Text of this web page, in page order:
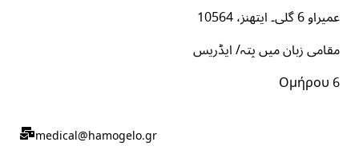
عمیراو 6 گلی۔ ایتھنز، 10564
مقامی زبان میں پتہ/ ایڈریس
Ομήρου 6
medical@hamogelo.gr